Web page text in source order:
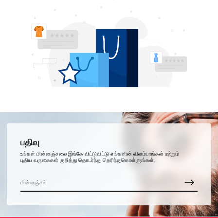
பதிவு
உங்கள் மின்னஞ்சலை இங்கே விட்டுவிட்டு எங்களின் விளம்பரங்கள் மற்றும்
புதிய வருகைகள் குறித்து தொடர்ந்து தெரிந்துகொள்ளுங்கள்.